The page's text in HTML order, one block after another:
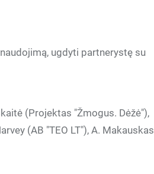
ugdyti partnerystę su
(Projektas "Žmogus. Dėžė"),
(AB "TEO LT"), A. Makauskas